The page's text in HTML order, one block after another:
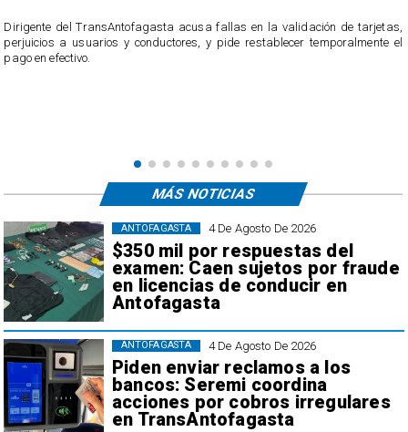
El servicio ofició a la empresa tras recibir casi 40 reclamos por parte de los
4 De Agosto De 2026
$350 mil por respuestas del
examen: Caen sujetos por fraude
en licencias de conducir en
Antofagasta
ANTOFAGASTA
4 De Agosto De 2026
Piden enviar reclamos a los
bancos: Seremi coordina
acciones por cobros irregulares
en TransAntofagasta
ANTOFAGASTA
MÁS NOTICIAS